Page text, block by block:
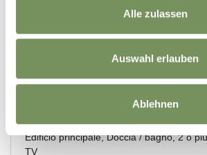
Alle zulassen
Auswahl erlauben
Ablehnen